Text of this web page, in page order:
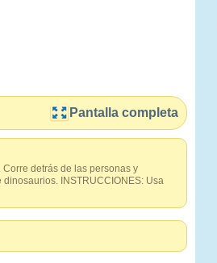
Pantalla completa
detrás de las personas y
INSTRUCCIONES: Usa